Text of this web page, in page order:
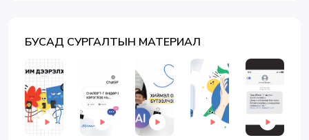
БУСАД СУРГАЛТЫН МАТЕРИАЛ